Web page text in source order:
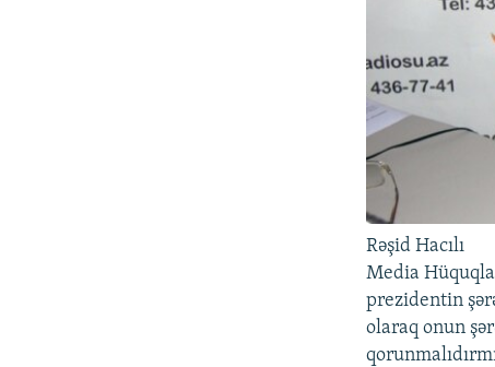
Rəşid Hacılı
Media
prezidentin
olaraq onun